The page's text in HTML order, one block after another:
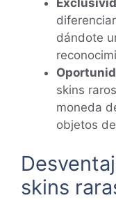
dándote
skins
moneda
objetos
skins